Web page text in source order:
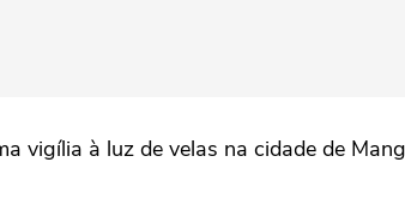
vigília à luz de velas na cidade de